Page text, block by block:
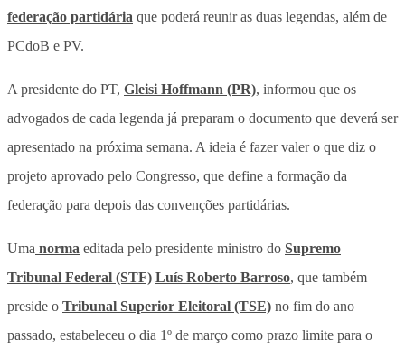
federação partidária que poderá reunir as duas legendas, além de
PCdoB e PV.
A presidente do PT, Gleisi Hoffmann (PR), informou que os
advogados de cada legenda já preparam o documento que deverá ser
apresentado na próxima semana. A ideia é fazer valer o que diz o
projeto aprovado pelo Congresso, que define a formação da
federação para depois das convenções partidárias.
Uma norma editada pelo presidente ministro do Supremo
Tribunal Federal (STF) Luís Roberto Barroso, que também
preside o Tribunal Superior Eleitoral (TSE) no fim do ano
passado, estabeleceu o dia 1º de março como prazo limite para o